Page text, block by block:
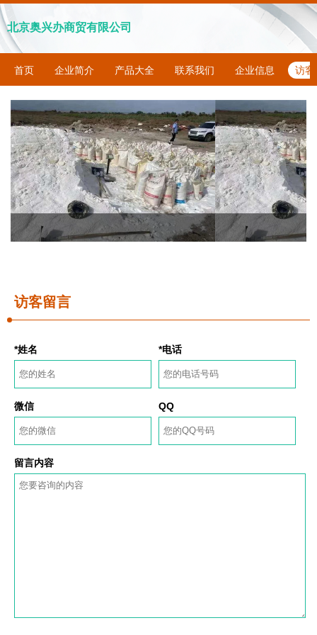
北京奥兴办商贸有限公司
首页 企业简介 产品大全 联系我们 企业信息 访客
访客留言
*姓名 *电话
微信 QQ
留言内容